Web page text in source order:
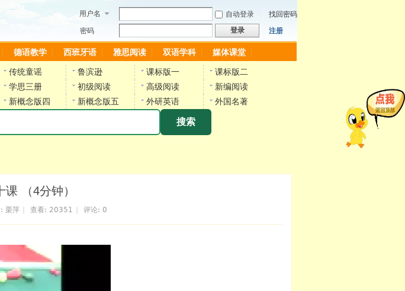
用户名 自动登录
找回密码
密码
登录 注册
德语教学 西班牙语 雅思阅读 双语学科 媒体课堂
传统童谣 鲁滨逊 课标版一
课标版二
学思三册 初级阅读 高级阅读
新编阅读
新概念版四 新概念版五 外研英语 外国名著
搜索
（4分钟）
栗萍 查看: 20351 评论: 0